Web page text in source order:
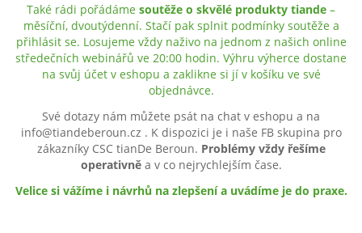
Také rádi pořádáme soutěže o skvělé produkty tiande –
měsíční, dvoutýdenní. Stačí pak splnit podmínky soutěže a
přihlásit se. Losujeme vždy naživo na jednom z našich online
středečních webinářů ve 20:00 hodin. Výhru výherce dostane
na svůj účet v eshopu a zaklikne si jí v košíku ve své
objednávce.
Své dotazy nám můžete psát na chat v eshopu a na
info@tiandeberoun.cz . K dispozici je i naše FB skupina pro
zákazníky CSC tianDe Beroun. Problémy vždy řešíme
operativně a v co nejrychlejším čase.
Velice si vážíme i návrhů na zlepšení a uvádíme je do praxe.